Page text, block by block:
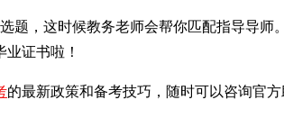
题，这时候教务老师会帮你匹配指导导师
证书啦！
的最新政策和备考技巧，随时可以咨询官